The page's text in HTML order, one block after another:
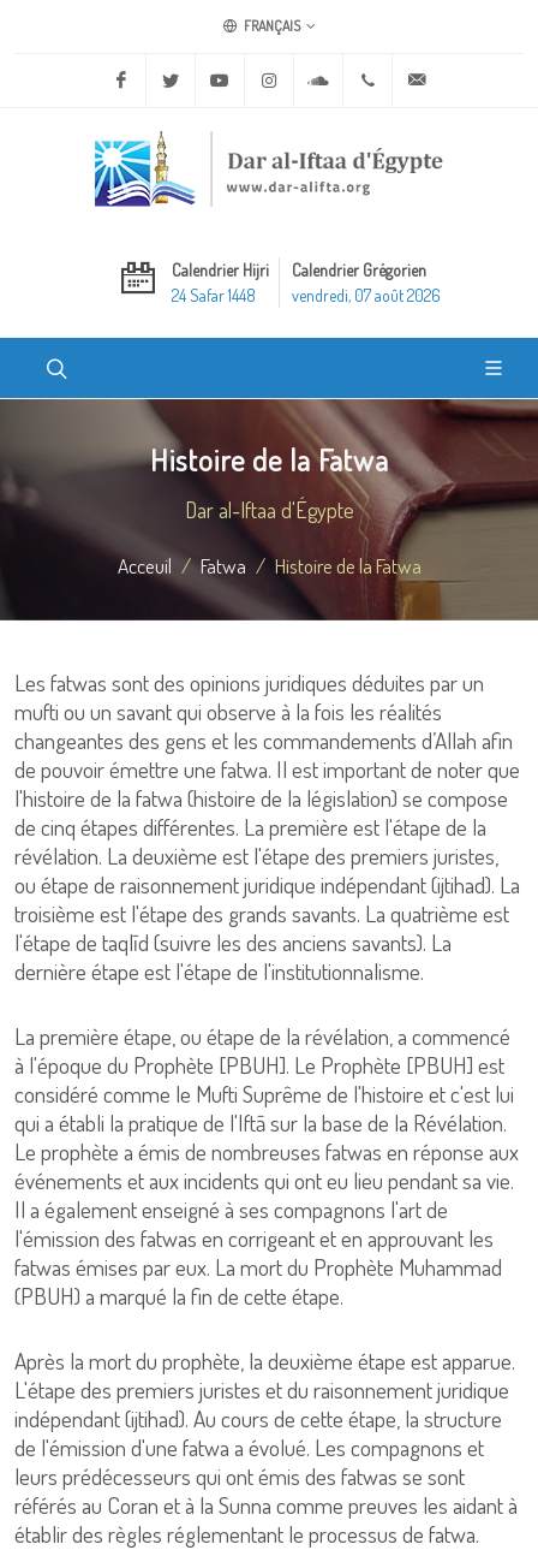
FRANÇAIS
Facebook Twitter Youtube Instagram Soundcloud+20 2 25970400
Calendrier Hijri
24 Safar 1448
Calendrier Grégorien
vendredi, 07 août 2026
Histoire de la Fatwa
Dar al-Iftaa d'Égypte
Acceuil Fatwa Histoire de la Fatwa
Les fatwas sont des opinions juridiques déduites par un
mufti ou un savant qui observe à la fois les réalités
changeantes des gens et les commandements d’Allah afin
de pouvoir émettre une fatwa. Il est important de noter que
l'histoire de la fatwa (histoire de la législation) se compose
de cinq étapes différentes. La première est l'étape de la
révélation. La deuxième est l'étape des premiers juristes,
ou étape de raisonnement juridique indépendant (ijtihad). La
troisième est l'étape des grands savants. La quatrième est
l'étape de taqlīd (suivre les des anciens savants). La
dernière étape est l'étape de l'institutionnalisme.
La première étape, ou étape de la révélation, a commencé
à l'époque du Prophète [PBUH]. Le Prophète [PBUH] est
considéré comme le Mufti Suprême de l'histoire et c'est lui
qui a établi la pratique de l'Iftā sur la base de la Révélation.
Le prophète a émis de nombreuses fatwas en réponse aux
événements et aux incidents qui ont eu lieu pendant sa vie.
Il a également enseigné à ses compagnons l'art de
l'émission des fatwas en corrigeant et en approuvant les
fatwas émises par eux. La mort du Prophète Muhammad
(PBUH) a marqué la fin de cette étape.
Après la mort du prophète, la deuxième étape est apparue.
L'étape des premiers juristes et du raisonnement juridique
indépendant (ijtihad). Au cours de cette étape, la structure
de l'émission d'une fatwa a évolué. Les compagnons et
leurs prédécesseurs qui ont émis des fatwas se sont
référés au Coran et à la Sunna comme preuves les aidant à
établir des règles réglementant le processus de fatwa.